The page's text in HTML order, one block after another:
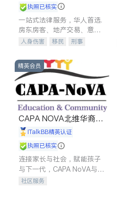
执照已核实
一站式法律服务，华人首选.
房东房客、地产交易、意外
伤害、车祸重伤、商业诉
建筑合同、刑事案件全包办
人身伤害 移民
刑事
信托/遗嘱
商业
索赔
律师-其它 保释
精英会员
CAPA NOVA北维华裔家
长会iTalkBB精英认证
执照已核实
连接家长与社会，赋能孩子
与下一代，CAPA NoVA与您
携手建设包容、公平、充满
社区服务